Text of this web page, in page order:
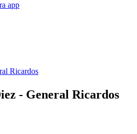
app
Ricardos
- General Ricardos